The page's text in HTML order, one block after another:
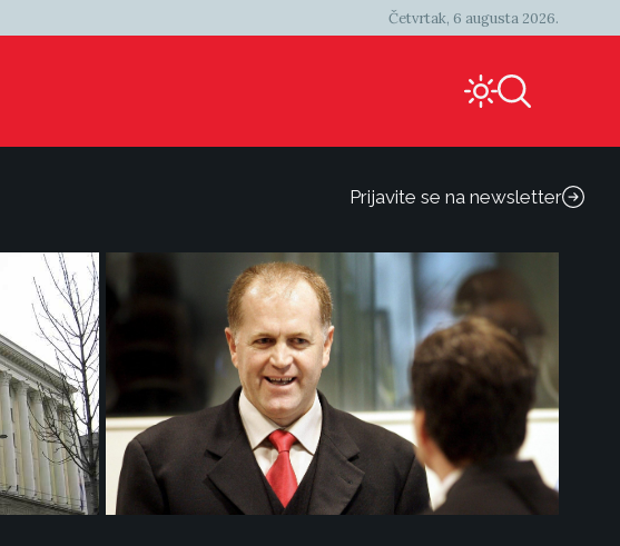
Četvrtak, 6 augusta 2026.
Prijavite se na newsletter